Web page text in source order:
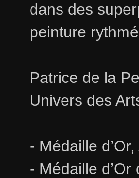
dans des
peinture
Patrice de la
Univers des
- Médaille
- Médaille